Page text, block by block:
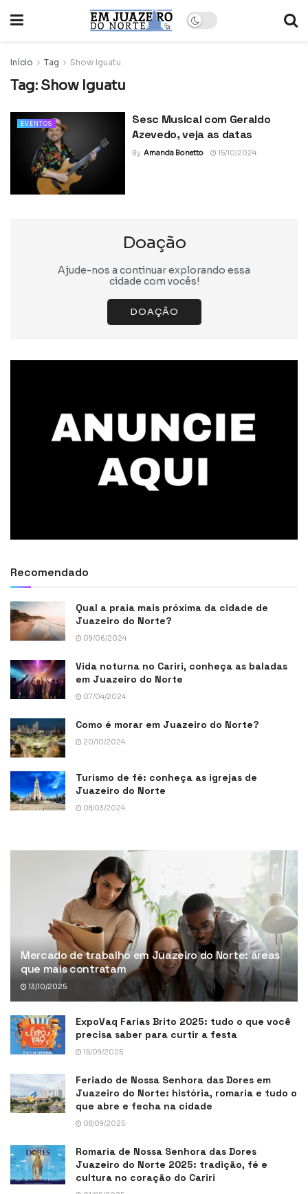
Início Tag Show Iguatu
Tag: Show Iguatu
EVENTOS
Sesc Musical com Geraldo
Azevedo, veja as datas
By Amanda Bonetto 15/10/2024
Doação
Ajude-nos a continuar explorando essa
cidade com vocês!
DOAÇÃO
Recomendado
Qual a praia mais próxima da cidade de
Juazeiro do Norte?
09/06/2024
Vida noturna no Cariri, conheça as baladas
em Juazeiro do Norte
07/04/2024
Como é morar em Juazeiro do Norte?
20/10/2024
Turismo de fé: conheça as igrejas de
Juazeiro do Norte
08/03/2024
Mercado de trabalho em Juazeiro do Norte: áreas
que mais contratam
13/10/2025
ExpoVaq Farias Brito 2025: tudo o que você
precisa saber para curtir a festa
15/09/2025
Feriado de Nossa Senhora das Dores em
Juazeiro do Norte: história, romaria e tudo o
que abre e fecha na cidade
08/09/2025
Romaria de Nossa Senhora das Dores
Juazeiro do Norte 2025: tradição, fé e
cultura no coração do Cariri